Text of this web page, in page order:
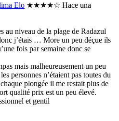
Elo ★★★★☆ Hace una
au niveau de la plage de Radazul
j’étais … More un peu déçue ils
fois par semaine donc se
mais malheureusement un peu
personnes n’étaient pas toutes du
plongée il me restait plus de
qualité prix est un peu élevé.
et gentil